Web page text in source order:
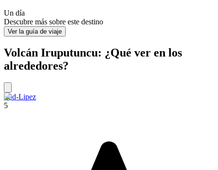
Un día
Descubre más sobre este destino
Ver la guía de viaje
Volcán Iruputuncu: ¿Qué ver en los
alrededores?
Sud-Lipez
5